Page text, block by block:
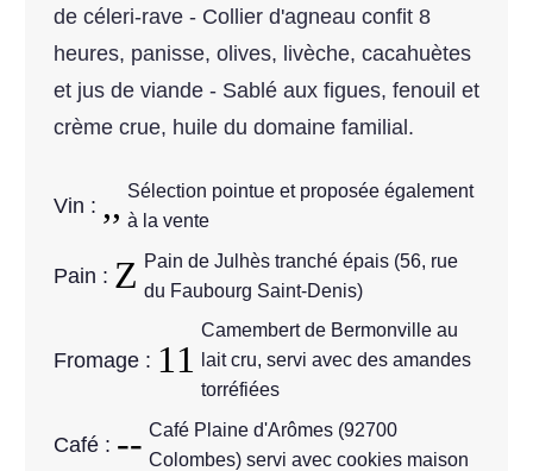
de céleri-rave - Collier d'agneau confit 8
heures, panisse, olives, livèche, cacahuètes
et jus de viande - Sablé aux figues, fenouil et
crème crue, huile du domaine familial.
Vin :
Sélection pointue et proposée également
à la vente
Pain :
Pain de Julhès tranché épais (56, rue
du Faubourg Saint-Denis)
Fromage :
Camembert de Bermonville au
lait cru, servi avec des amandes
torréfiées
Café :
Café Plaine d'Arômes (92700
Colombes) servi avec cookies maison